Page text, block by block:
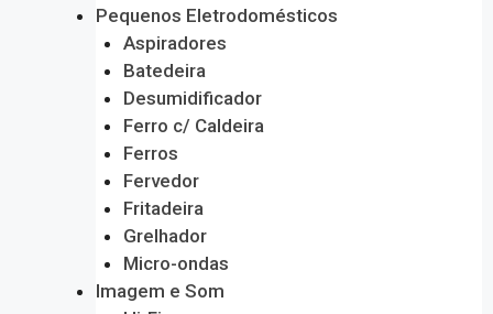
Pequenos Eletrodomésticos
Aspiradores
Batedeira
Desumidificador
Ferro c/ Caldeira
Ferros
Fervedor
Fritadeira
Grelhador
Micro-ondas
Imagem e Som